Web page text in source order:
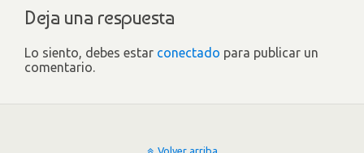
Deja una respuesta
Lo siento, debes estar conectado para publicar un
comentario.
Volver arriba